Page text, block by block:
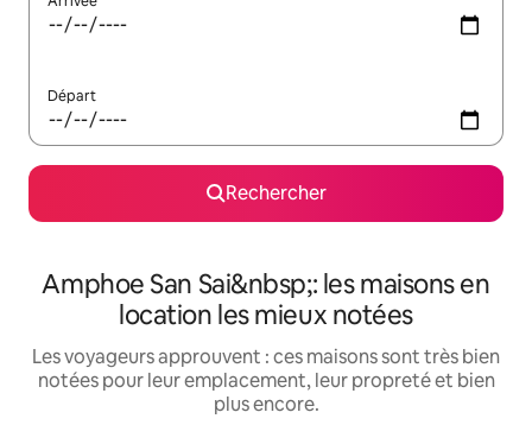
Départ
Rechercher
Amphoe San Sai&nbsp;: les maisons en
location les mieux notées
Les voyageurs approuvent : ces maisons sont très bien
notées pour leur emplacement, leur propreté et bien
plus encore.